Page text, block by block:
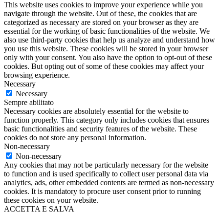
This website uses cookies to improve your experience while you
navigate through the website. Out of these, the cookies that are
categorized as necessary are stored on your browser as they are
essential for the working of basic functionalities of the website. We
also use third-party cookies that help us analyze and understand how
you use this website. These cookies will be stored in your browser
only with your consent. You also have the option to opt-out of these
cookies. But opting out of some of these cookies may affect your
browsing experience.
Necessary
Necessary
Sempre abilitato
Necessary cookies are absolutely essential for the website to
function properly. This category only includes cookies that ensures
basic functionalities and security features of the website. These
cookies do not store any personal information.
Non-necessary
Non-necessary
Any cookies that may not be particularly necessary for the website
to function and is used specifically to collect user personal data via
analytics, ads, other embedded contents are termed as non-necessary
cookies. It is mandatory to procure user consent prior to running
these cookies on your website.
ACCETTA E SALVA